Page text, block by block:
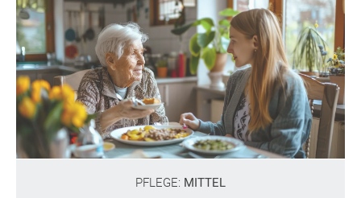
PFLEGE: MITTEL